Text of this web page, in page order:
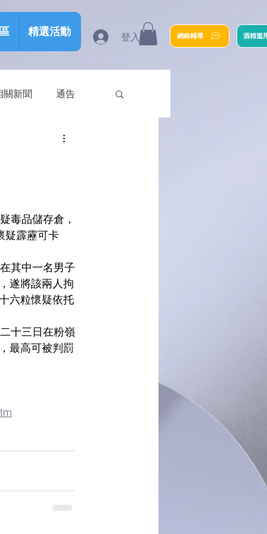
精選活動 登入 網絡輔導 酒精濫
關新聞 通告
毒品儲存倉，
疑霹靂可卡
其中一名男子
遂將該兩人拘
六粒懷疑依托
十三日在粉嶺
最高可被判罰